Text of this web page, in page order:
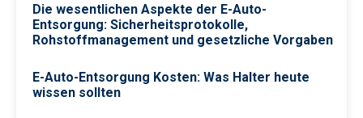
Die wesentlichen Aspekte der E-Auto-
Entsorgung: Sicherheitsprotokolle,
Rohstoffmanagement und gesetzliche Vorgaben
E-Auto-Entsorgung Kosten: Was Halter heute
wissen sollten